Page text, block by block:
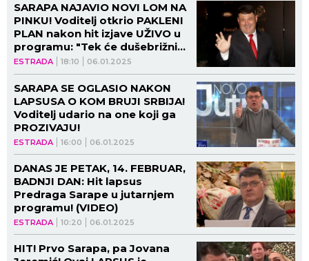
ESTRADA 18:10 06.01.2025
SARAPA NAJAVIO NOVI LOM NA
PINKU! Voditelj otkrio PAKLENI
PLAN nakon hit izjave UŽIVO u
programu: "Tek će dušebrižnici
pisati"
ESTRADA 16:00 06.01.2025
SARAPA SE OGLASIO NAKON
LAPSUSA O KOM BRUJI SRBIJA!
Voditelj udario na one koji ga
PROZIVAJU!
ESTRADA 10:20 06.01.2025
DANAS JE PETAK, 14. FEBRUAR,
BADNJI DAN: Hit lapsus
Predraga Sarape u jutarnjem
programu! (VIDEO)
HIT! Prvo Sarapa, pa Jovana